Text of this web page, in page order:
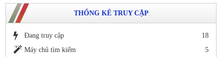
THỐNG KÊ TRUY CẬP
Đang truy cập
18
Máy chủ tìm kiếm
5